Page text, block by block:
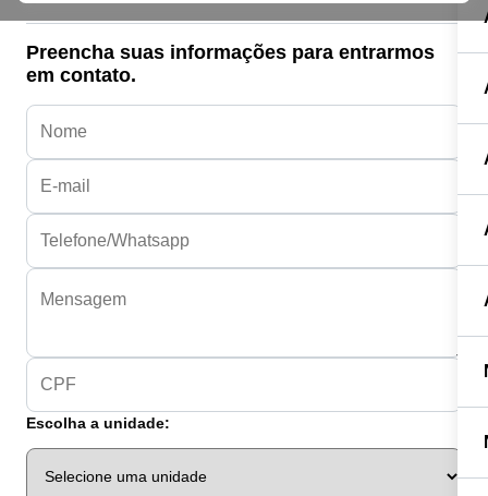
Preencha suas informações para entrarmos
em contato.
Escolha a unidade: